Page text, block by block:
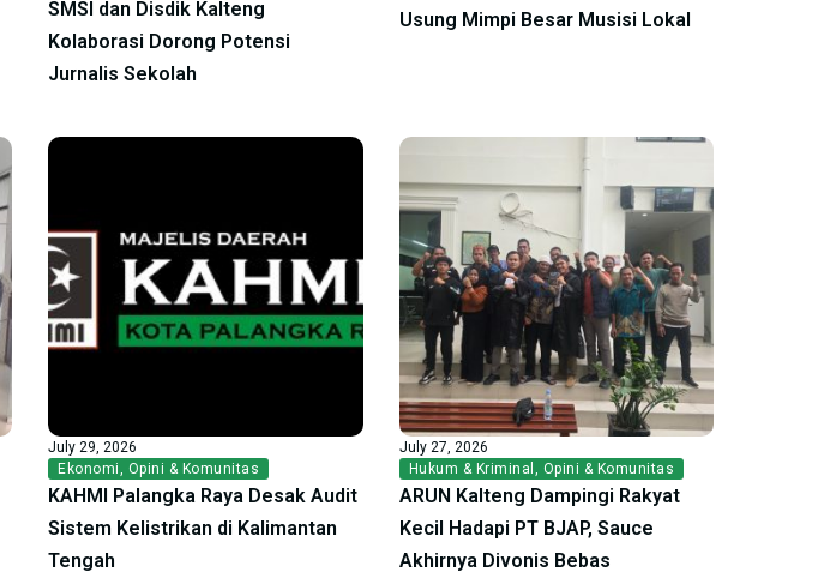
SMSI dan Disdik Kalteng
Kolaborasi Dorong Potensi
Jurnalis Sekolah
Usung Mimpi Besar Musisi Lokal
July 29, 2026
Ekonomi
Opini & Komunitas
KAHMI Palangka Raya Desak Audit
Sistem Kelistrikan di Kalimantan
Tengah
July 27, 2026
Hukum & Kriminal
Opini & Komunitas
ARUN Kalteng Dampingi Rakyat
Kecil Hadapi PT BJAP, Sauce
Akhirnya Divonis Bebas